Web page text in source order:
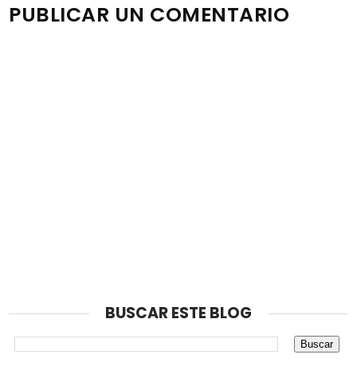
PUBLICAR UN COMENTARIO
BUSCAR ESTE BLOG